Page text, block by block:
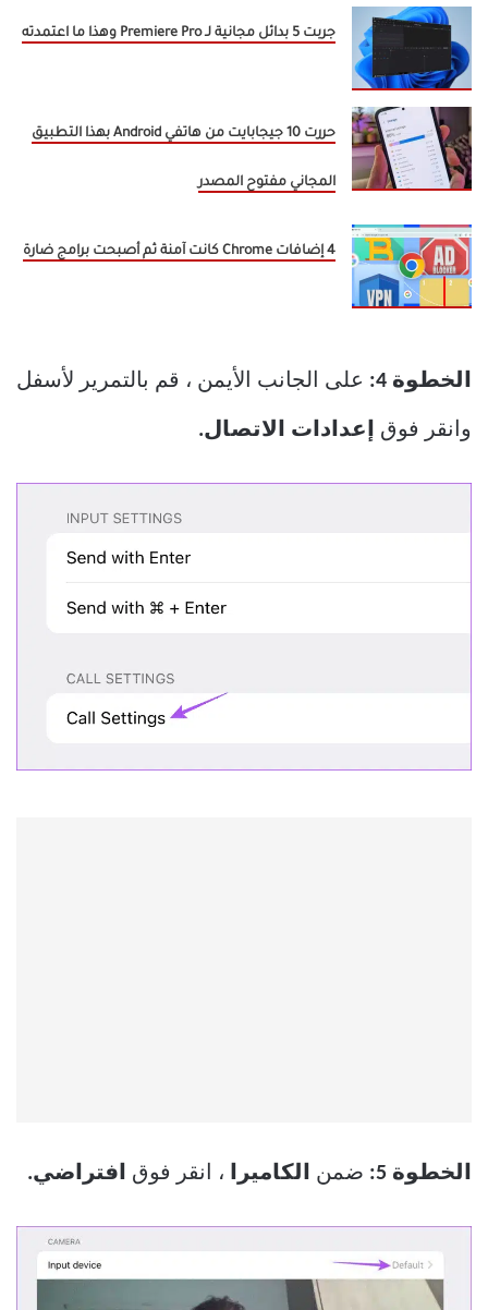
جربت 5 بدائل مجانية لـ Premiere Pro وهذا ما اعتمدته
حررت 10 جيجابايت من هاتفي Android بهذا التطبيق
المجاني مفتوح المصدر
4 إضافات Chrome كانت آمنة ثم أصبحت برامج ضارة
الخطوة 4: على الجانب الأيمن ، قم بالتمرير لأسفل
وانقر فوق إعدادات الاتصال.
الخطوة 5: ضمن الكاميرا ، انقر فوق افتراضي.